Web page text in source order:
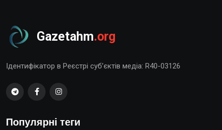
Gazetahm.org
Ідентифікатор в Реєстрі суб’єктів медіа: R40-03126
Популярні теги